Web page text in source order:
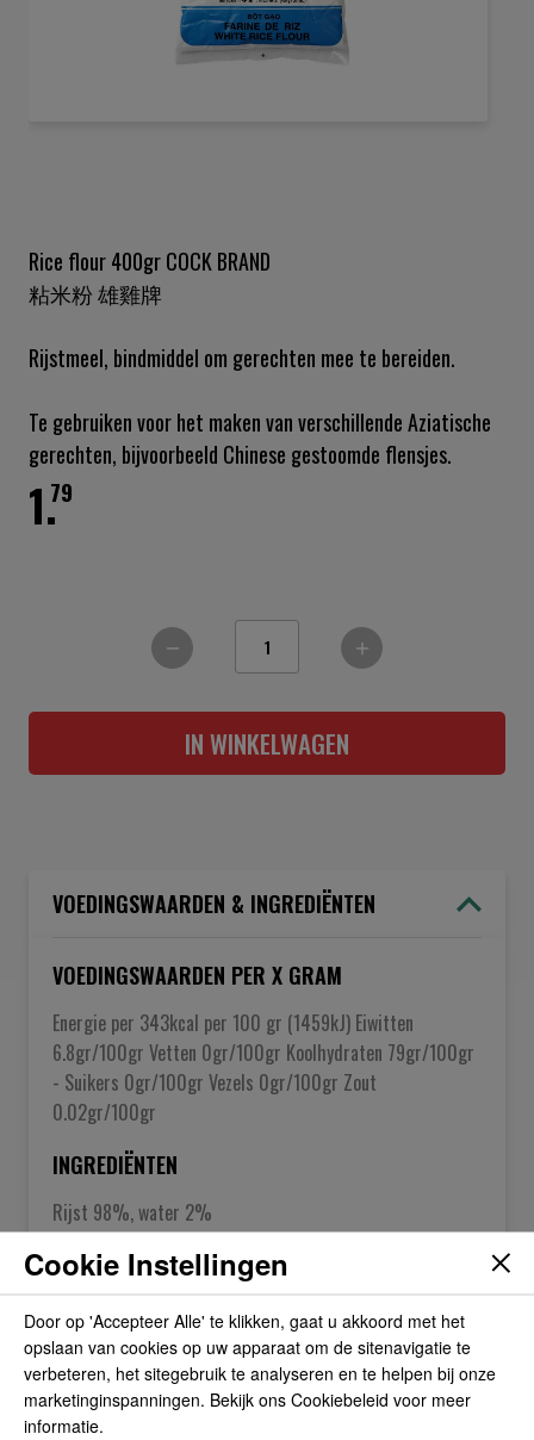
de
afbeeldingen-
gallerij
Rice flour 400gr COCK BRAND
粘米粉 雄雞牌
Rijstmeel, bindmiddel om gerechten mee te bereiden.
Te gebruiken voor het maken van verschillende Aziatische
gerechten, bijvoorbeeld Chinese gestoomde flensjes.
79
1.
IN WINKELWAGEN
VOEDINGSWAARDEN & INGREDIËNTEN
VOEDINGSWAARDEN PER X GRAM
Energie per 343kcal per 100 gr (1459kJ) Eiwitten
6.8gr/100gr Vetten 0gr/100gr Koolhydraten 79gr/100gr
- Suikers 0gr/100gr Vezels 0gr/100gr Zout
0.02gr/100gr
INGREDIËNTEN
Rijst 98%, water 2%
OVER DE FABRIKANT
ALLERGIEËN
Cookie Instellingen
Door op 'Accepteer Alle' te klikken, gaat u akkoord met het
opslaan van cookies op uw apparaat om de sitenavigatie te
verbeteren, het sitegebruik te analyseren en te helpen bij onze
marketinginspanningen. Bekijk ons Cookiebeleid voor meer
informatie.